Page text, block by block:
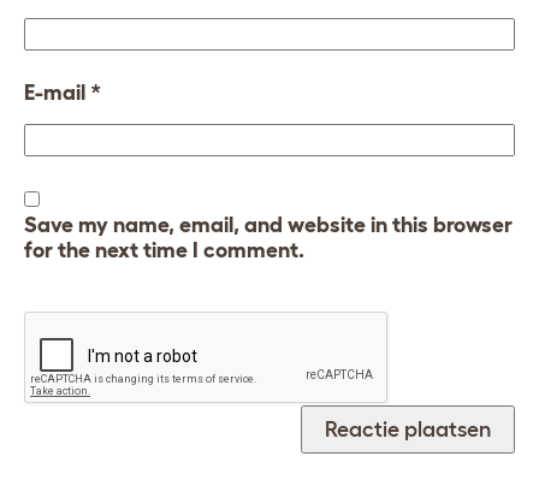
E-mail *
Save my name, email, and website in this browser
for the next time I comment.